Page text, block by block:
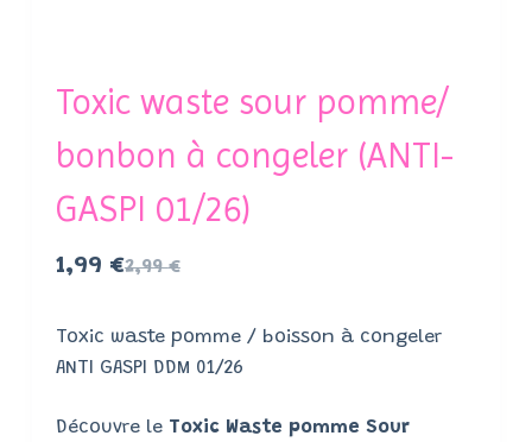
Toxic waste sour pomme/
bonbon à congeler (ANTI-
GASPI 01/26)
2,99€
1,99 €
Toxic waste pomme / boisson à congeler
ANTI GASPI DDM 01/26
Découvre le Toxic Waste pomme Sour